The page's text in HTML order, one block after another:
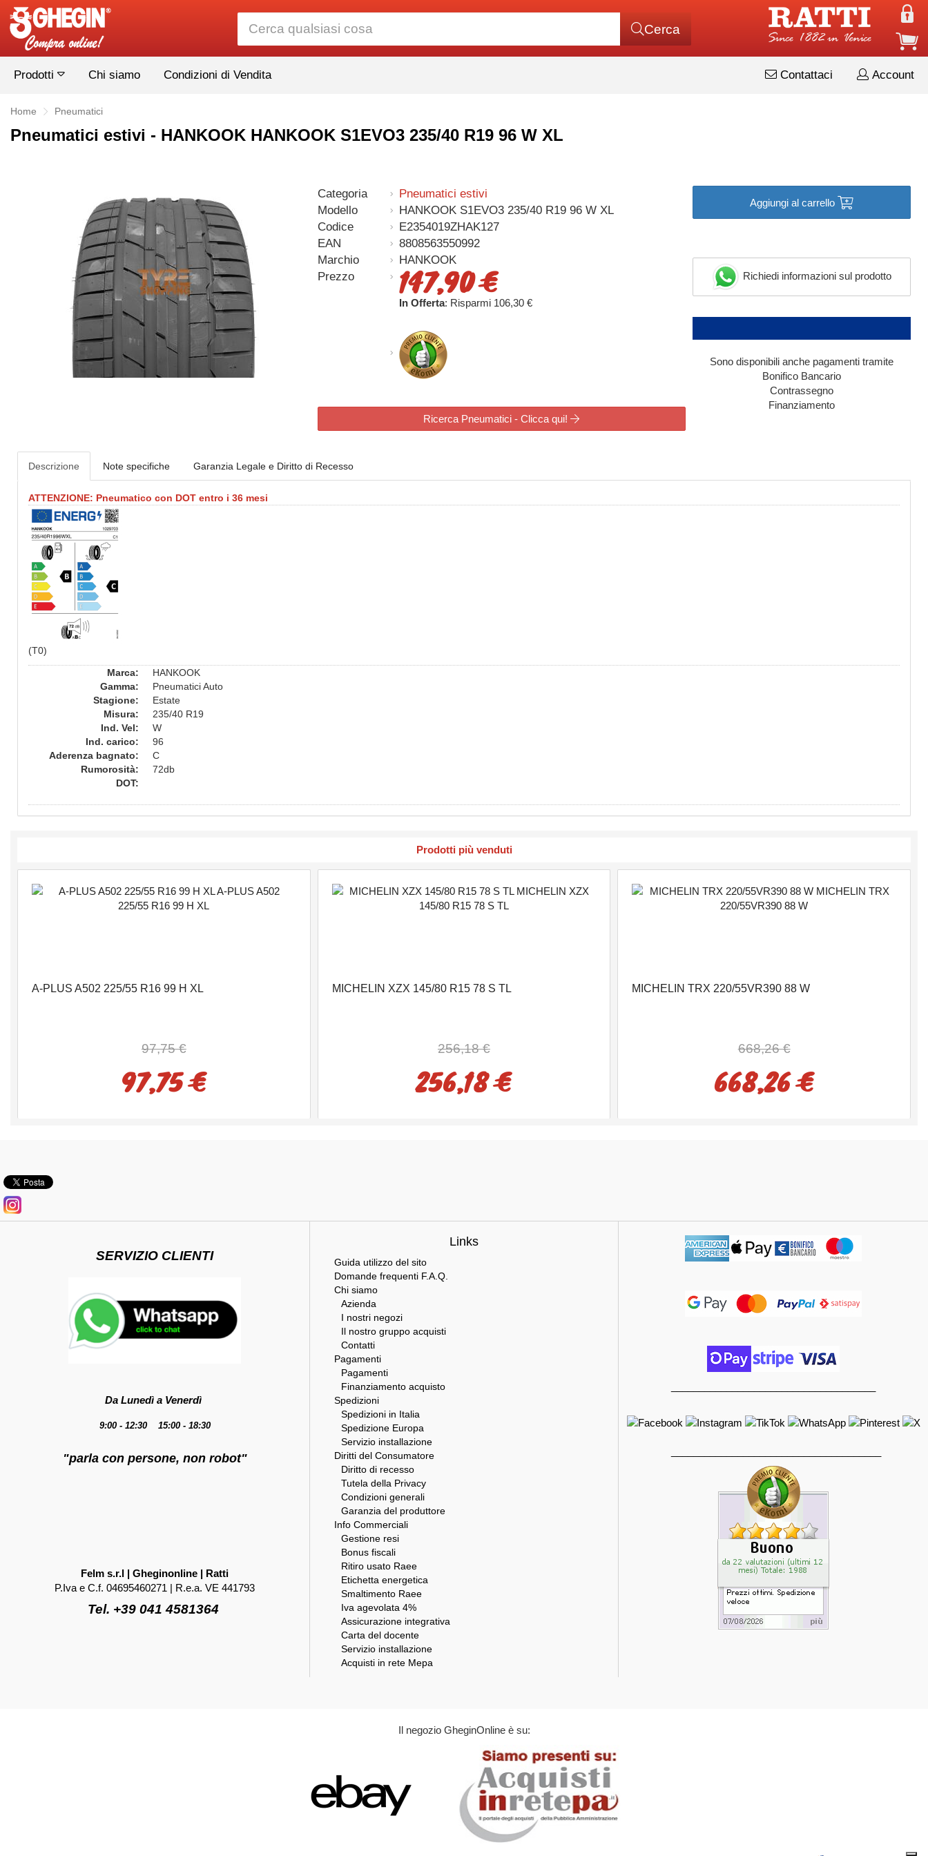
Cerca
Prodotti Chi siamo Condizioni di Vendita Account
Contattaci
Home Pneumatici
Pneumatici estivi - HANKOOK HANKOOK S1EVO3 235/40 R19 96 W XL
Categoria
Pneumatici estivi
Modello
HANKOOK S1EVO3 235/40 R19 96 W XL
Codice
E2354019ZHAK127
EAN
8808563550992
Marchio
HANKOOK
Prezzo
147,90 €
In Offerta: Risparmi 106,30 €
Ricerca Pneumatici - Clicca qui!
Aggiungi al carrello
Richiedi informazioni sul prodotto
Sono disponibili anche pagamenti tramite
Bonifico Bancario
Contrassegno
Finanziamento
Descrizione Note specifiche Garanzia Legale e Diritto di Recesso
ATTENZIONE: Pneumatico con DOT entro i 36 mesi
(T0)
Marca:
HANKOOK
Gamma:
Pneumatici Auto
Stagione:
Estate
Misura:
235/40 R19
Ind. Vel:
W
Ind. carico:
96
Aderenza bagnato:
C
Rumorosità:
72db
DOT:
Prodotti più venduti
A-PLUS A502 225/55 R16 99 H XL
97,75 €
97,75 €
MICHELIN XZX 145/80 R15 78 S TL
256,18 €
256,18 €
MICHELIN TRX 220/55VR390 88 W
668,26 €
668,26 €
SERVIZIO CLIENTI
Da Lunedì a Venerdì
9:00 - 12:30 15:00 - 18:30
"parla con persone, non robot"
Felm s.r.l | Gheginonline | Ratti
P.Iva e C.f. 04695460271 | R.e.a. VE 441793
Tel. +39 041 4581364
Links
Guida utilizzo del sito
Domande frequenti F.A.Q.
Chi siamo
Azienda
I nostri negozi
Il nostro gruppo acquisti
Contatti
Pagamenti
Pagamenti
Finanziamento acquisto
Spedizioni
Spedizioni in Italia
Spedizione Europa
Servizio installazione
Diritti del Consumatore
Diritto di recesso
Tutela della Privacy
Condizioni generali
Garanzia del produttore
Info Commerciali
Gestione resi
Bonus fiscali
Ritiro usato Raee
Etichetta energetica
Smaltimento Raee
Iva agevolata 4%
Assicurazione integrativa
Carta del docente
Servizio installazione
Acquisti in rete Mepa
Il negozio GheginOnline è su: